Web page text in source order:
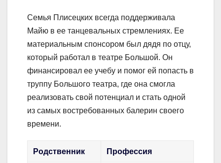
Семья Плисецких всегда поддерживала
Майю в ее танцевальных стремлениях. Ее
материальным спонсором был дядя по отцу,
который работал в театре Большой. Он
финансировал ее учебу и помог ей попасть в
труппу Большого театра, где она смогла
реализовать свой потенциал и стать одной
из самых востребованных балерин своего
времени.
Родственник Профессия